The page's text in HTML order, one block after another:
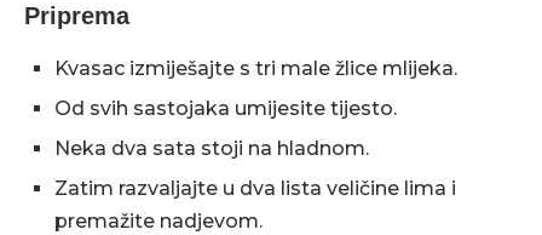
Priprema
Kvasac izmiješajte s tri male žlice mlijeka.
Od svih sastojaka umijesite tijesto.
Neka dva sata stoji na hladnom.
Zatim razvaljajte u dva lista veličine lima i
premažite nadjevom.